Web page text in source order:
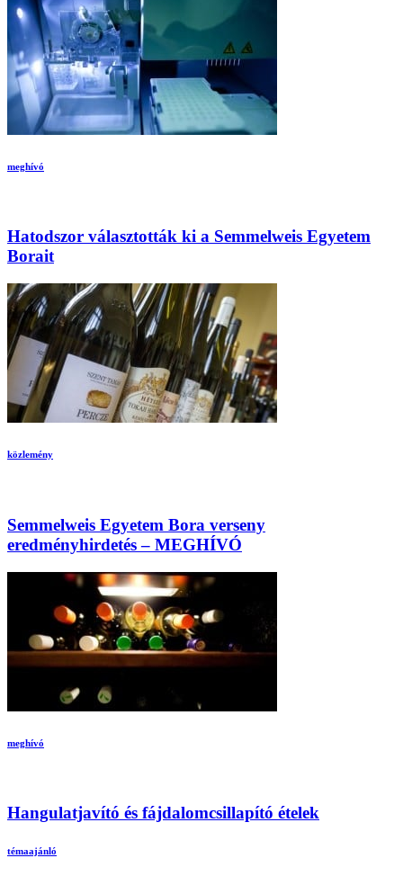
meghívó
Hatodszor választották ki a Semmelweis Egyetem
Borait
közlemény
Semmelweis Egyetem Bora verseny
eredményhirdetés – MEGHÍVÓ
meghívó
Hangulatjavító és fájdalomcsillapító ételek
témaajánló